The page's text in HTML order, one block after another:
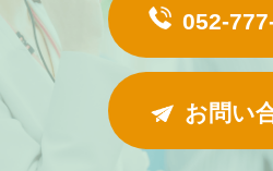
052-
お問い